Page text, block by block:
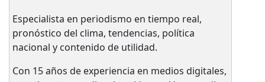
Especialista en periodismo en tiempo real,
pronóstico del clima, tendencias, política
nacional y contenido de utilidad.
Con 15 años de experiencia en medios digitales,